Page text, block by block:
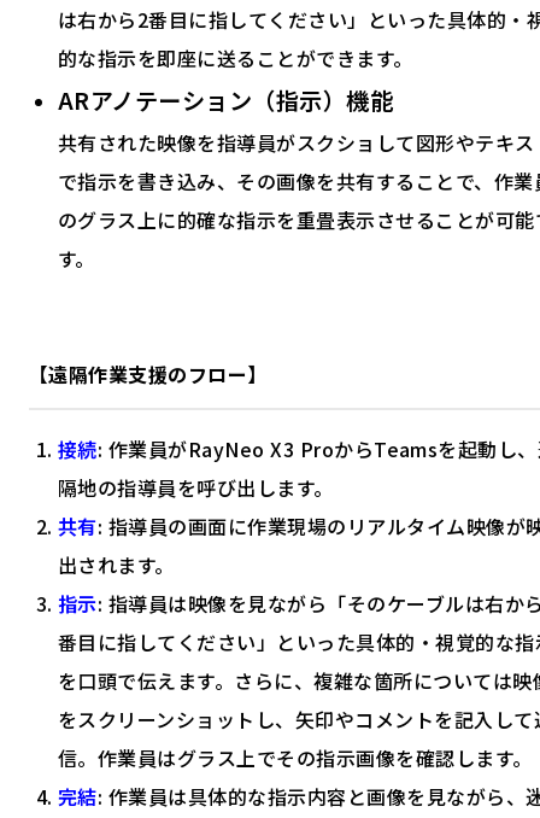
は右から2番目に指してください」といった具体的・
的な指示を即座に送ることができます。
ARアノテーション（指示）機能
共有された映像を指導員がスクショして図形やテキス
で指示を書き込み、その画像を共有することで、作業
のグラス上に的確な指示を重畳表示させることが可能
す。
【遠隔作業支援のフロー】
接続: 作業員がRayNeo X3 ProからTeamsを起動し
隔地の指導員を呼び出します。
共有: 指導員の画面に作業現場のリアルタイム映像が
出されます。
指示: 指導員は映像を見ながら「そのケーブルは右か
番目に指してください」といった具体的・視覚的な指
を口頭で伝えます。さらに、複雑な箇所については映
をスクリーンショットし、矢印やコメントを記入して
信。作業員はグラス上でその指示画像を確認します。
完結: 作業員は具体的な指示内容と画像を見ながら、